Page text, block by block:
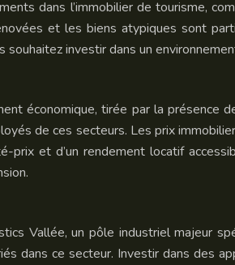
dans l’immobilier de tourisme,
et les biens atypiques sont
investir dans un
économique, tirée par la présence
de ces secteurs. Les prix
et d’un rendement locatif
Vallée, un pôle industriel majeur
dans ce secteur. Investir dans des